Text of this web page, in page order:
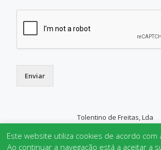
Enviar
Tolentino de Freitas, Lda
MENU
Este website utiliza cookies de acordo com
Ao continuar a navegação está a aceitar a